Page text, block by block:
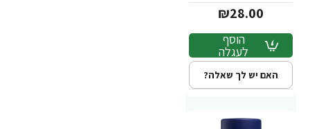
₪28.00
הוסף
לעגלה
האם יש לך שאלה?